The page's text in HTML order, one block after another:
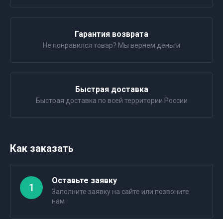
Гарантия возврата
Не понравился товар? Мы вернем деньги
Быстрая доставка
Быстрая доставка по всей территории России
Как заказать
1
Оставьте заявку
Заполните заявку на сайте или позвоните
нам